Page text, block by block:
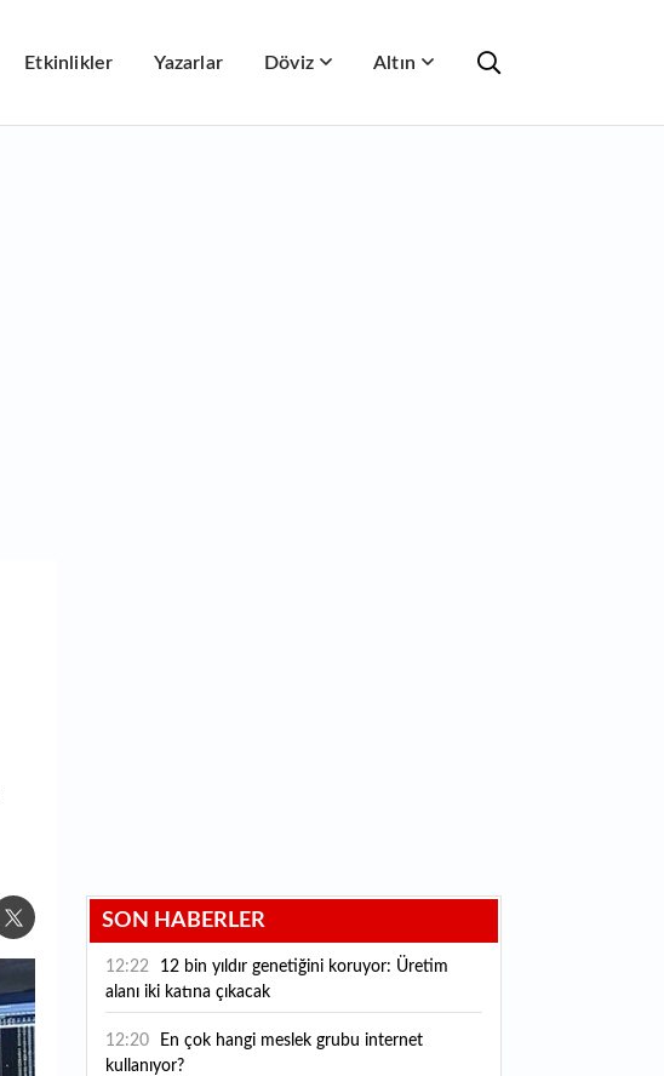
Etkinlikler Yazarlar Döviz Altın
SON HABERLER
12:22
alanı iki katına çıkacak
12:20
kullanıyor?